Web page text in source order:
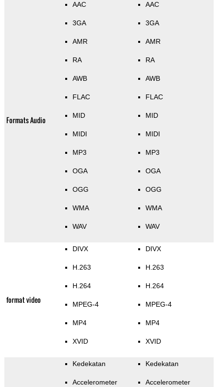
Formats Audio
AAC
3GA
AMR
RA
AWB
FLAC
MID
MIDI
MP3
OGA
OGG
WMA
WAV
AAC
3GA
AMR
RA
AWB
FLAC
MID
MIDI
MP3
OGA
OGG
WMA
WAV
format video
DIVX
H.263
H.264
MPEG-4
MP4
XVID
DIVX
H.263
H.264
MPEG-4
MP4
XVID
Kedekatan
Accelerometer
Kedekatan
Accelerometer